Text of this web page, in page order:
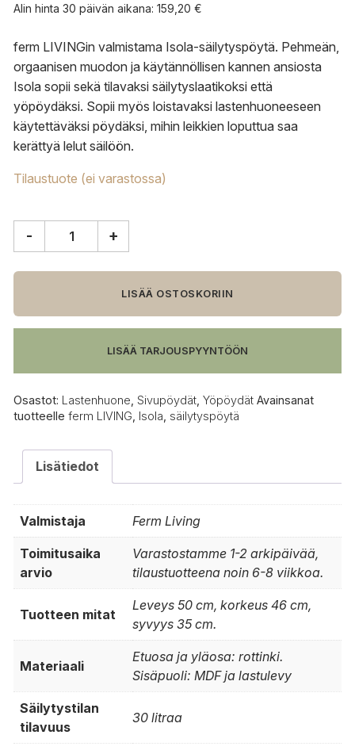
Alin hinta 30 päivän aikana: 159,20 €
ferm LIVINGin valmistama Isola-säilytyspöytä. Pehmeän,
orgaanisen muodon ja käytännöllisen kannen ansiosta
Isola sopii sekä tilavaksi säilytyslaatikoksi että
yöpöydäksi. Sopii myös loistavaksi lastenhuoneeseen
käytettäväksi pöydäksi, mihin leikkien loputtua saa
kerättyä lelut säilöön.
Tilaustuote (ei varastossa)
Isola
määrä
- +
LISÄÄ OSTOSKORIIN
LISÄÄ TARJOUSPYYNTÖÖN
Osastot: Lastenhuone Sivupöydät Yöpöydät Avainsanat
tuotteelle ferm LIVING Isola säilytyspöytä
Lisätiedot
Valmistaja Ferm Living
Toimitusaika
arvio
Varastostamme 1-2 arkipäivää,
tilaustuotteena noin 6-8 viikkoa.
Tuotteen mitat
Leveys 50 cm, korkeus 46 cm,
syvyys 35 cm.
Materiaali
Etuosa ja yläosa: rottinki.
Sisäpuoli: MDF ja lastulevy
Säilytystilan
tilavuus
30 litraa